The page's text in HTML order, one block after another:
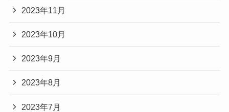
2023年11月
2023年10月
2023年9月
2023年8月
2023年7月